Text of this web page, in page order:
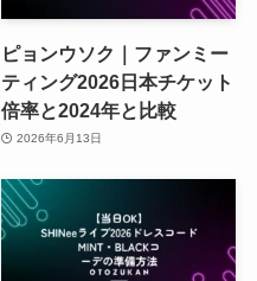
ピョンウソク｜ファンミー
ティング2026日本チケット
倍率と2024年と比較
2026年6月13日